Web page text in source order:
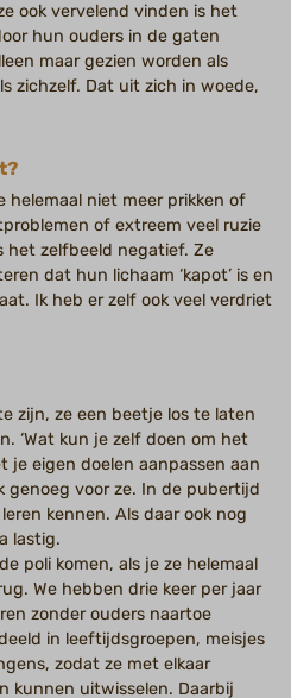
ook vervelend vinden is het
hun ouders in de gaten
maar gezien worden als
zichzelf. Dat uit zich in woede,
helemaal niet meer prikken of
of extreem veel ruzie
het zelfbeeld negatief. Ze
dat hun lichaam ‘kapot’ is en
Ik heb er zelf ook veel verdriet
zijn, ze een beetje los te laten
‘Wat kun je zelf doen om het
je eigen doelen aanpassen aan
genoeg voor ze. In de pubertijd
kennen. Als daar ook nog
lastig.
poli komen, als je ze helemaal
We hebben drie keer per jaar
zonder ouders naartoe
in leeftijdsgroepen, meisjes
zodat ze met elkaar
kunnen uitwisselen. Daarbij